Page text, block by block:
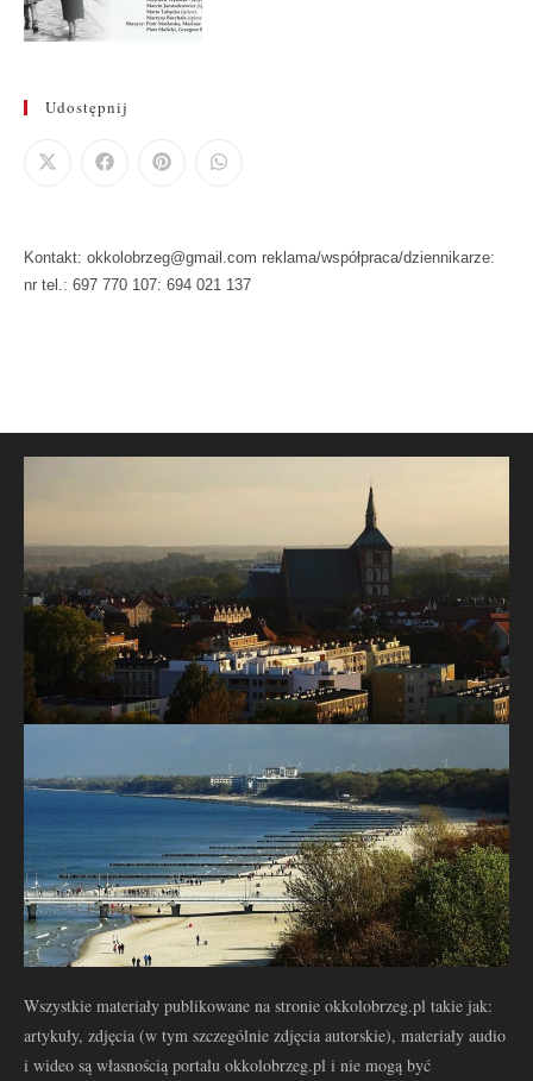
Udostępnij
Kontakt: okkolobrzeg@gmail.com reklama/współpraca/dziennikarze:
nr tel.: 697 770 107: 694 021 137
Wszystkie materiały publikowane na stronie okkolobrzeg.pl takie jak:
artykuły, zdjęcia (w tym szczególnie zdjęcia autorskie), materiały audio
i wideo są własnością portalu okkolobrzeg.pl i nie mogą być